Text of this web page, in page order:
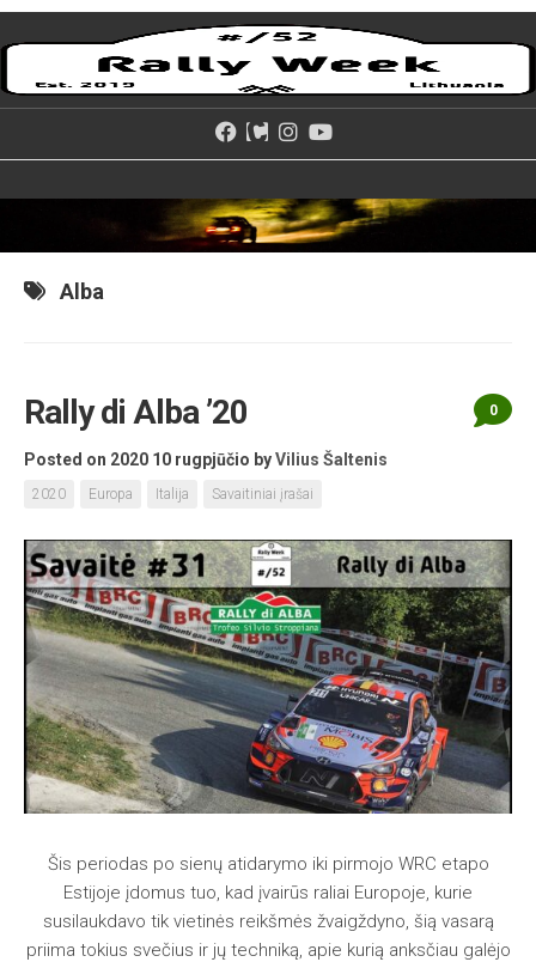
Skip
to
Alba
Rally di Alba ’20
Posted on 2020 10 rugpjūčio byVilius Šaltenis
2020 Europa Italija Savaitiniai įrašai
0
Šis periodas po sienų atidarymo iki pirmojo WRC etapo
Estijoje įdomus tuo, kad įvairūs raliai Europoje, kurie
susilaukdavo tik vietinės reikšmės žvaigždyno, šią vasarą
priima tokius svečius ir jų techniką, apie kurią anksčiau galėjo